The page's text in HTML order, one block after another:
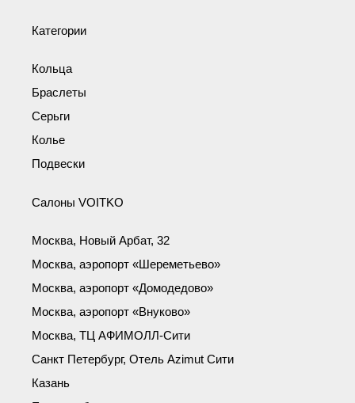
Категории
Кольца
Браслеты
Серьги
Колье
Подвески
Салоны VOITKO
Москва, Новый Арбат, 32
Москва, аэропорт «Шереметьево»
Москва, аэропорт «Домодедово»
Москва, аэропорт «Внуково»
Москва, ТЦ АФИМОЛЛ-Сити
Санкт Петербург, Отель Azimut Сити
Казань